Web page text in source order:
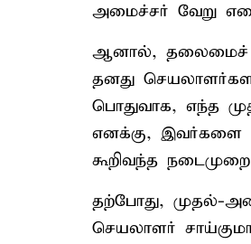
அமைச்சர் வேறு
ஆனால், தலைமைச்
தனது
பொதுவாக, எந்த
எனக்கு, இவர்களை
கூறிவந்த
தற்போது, முதல்-
செயலாளர்